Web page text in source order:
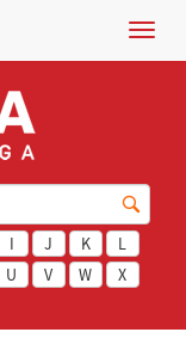
Menu
I J K
L
U V W
X